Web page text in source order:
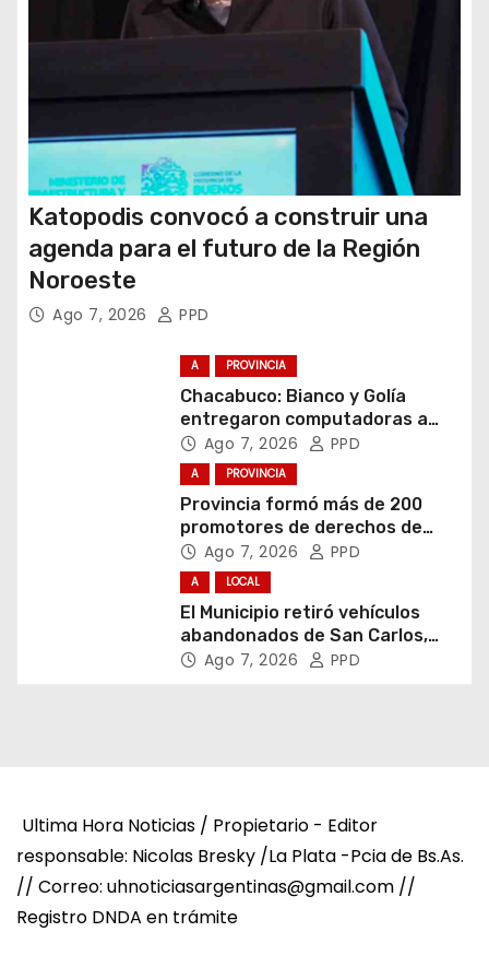
a
Katopodis convocó a construir una
agenda para el futuro de la Región
Noroeste
Ago 7, 2026 PPD
A PROVINCIA
Chacabuco: Bianco y Golía
entregaron computadoras a
estudiantes
Ago 7, 2026 PPD
A PROVINCIA
Provincia formó más de 200
promotores de derechos de
niñas, niños y adolescentes
Ago 7, 2026 PPD
A LOCAL
El Municipio retiró vehículos
abandonados de San Carlos,
Olmos y el casco urbano
Ago 7, 2026 PPD
Ultima Hora Noticias / Propietario - Editor
responsable: Nicolas Bresky /La Plata -Pcia de Bs.As.
// Correo: uhnoticiasargentinas@gmail.com //
Registro DNDA en trámite